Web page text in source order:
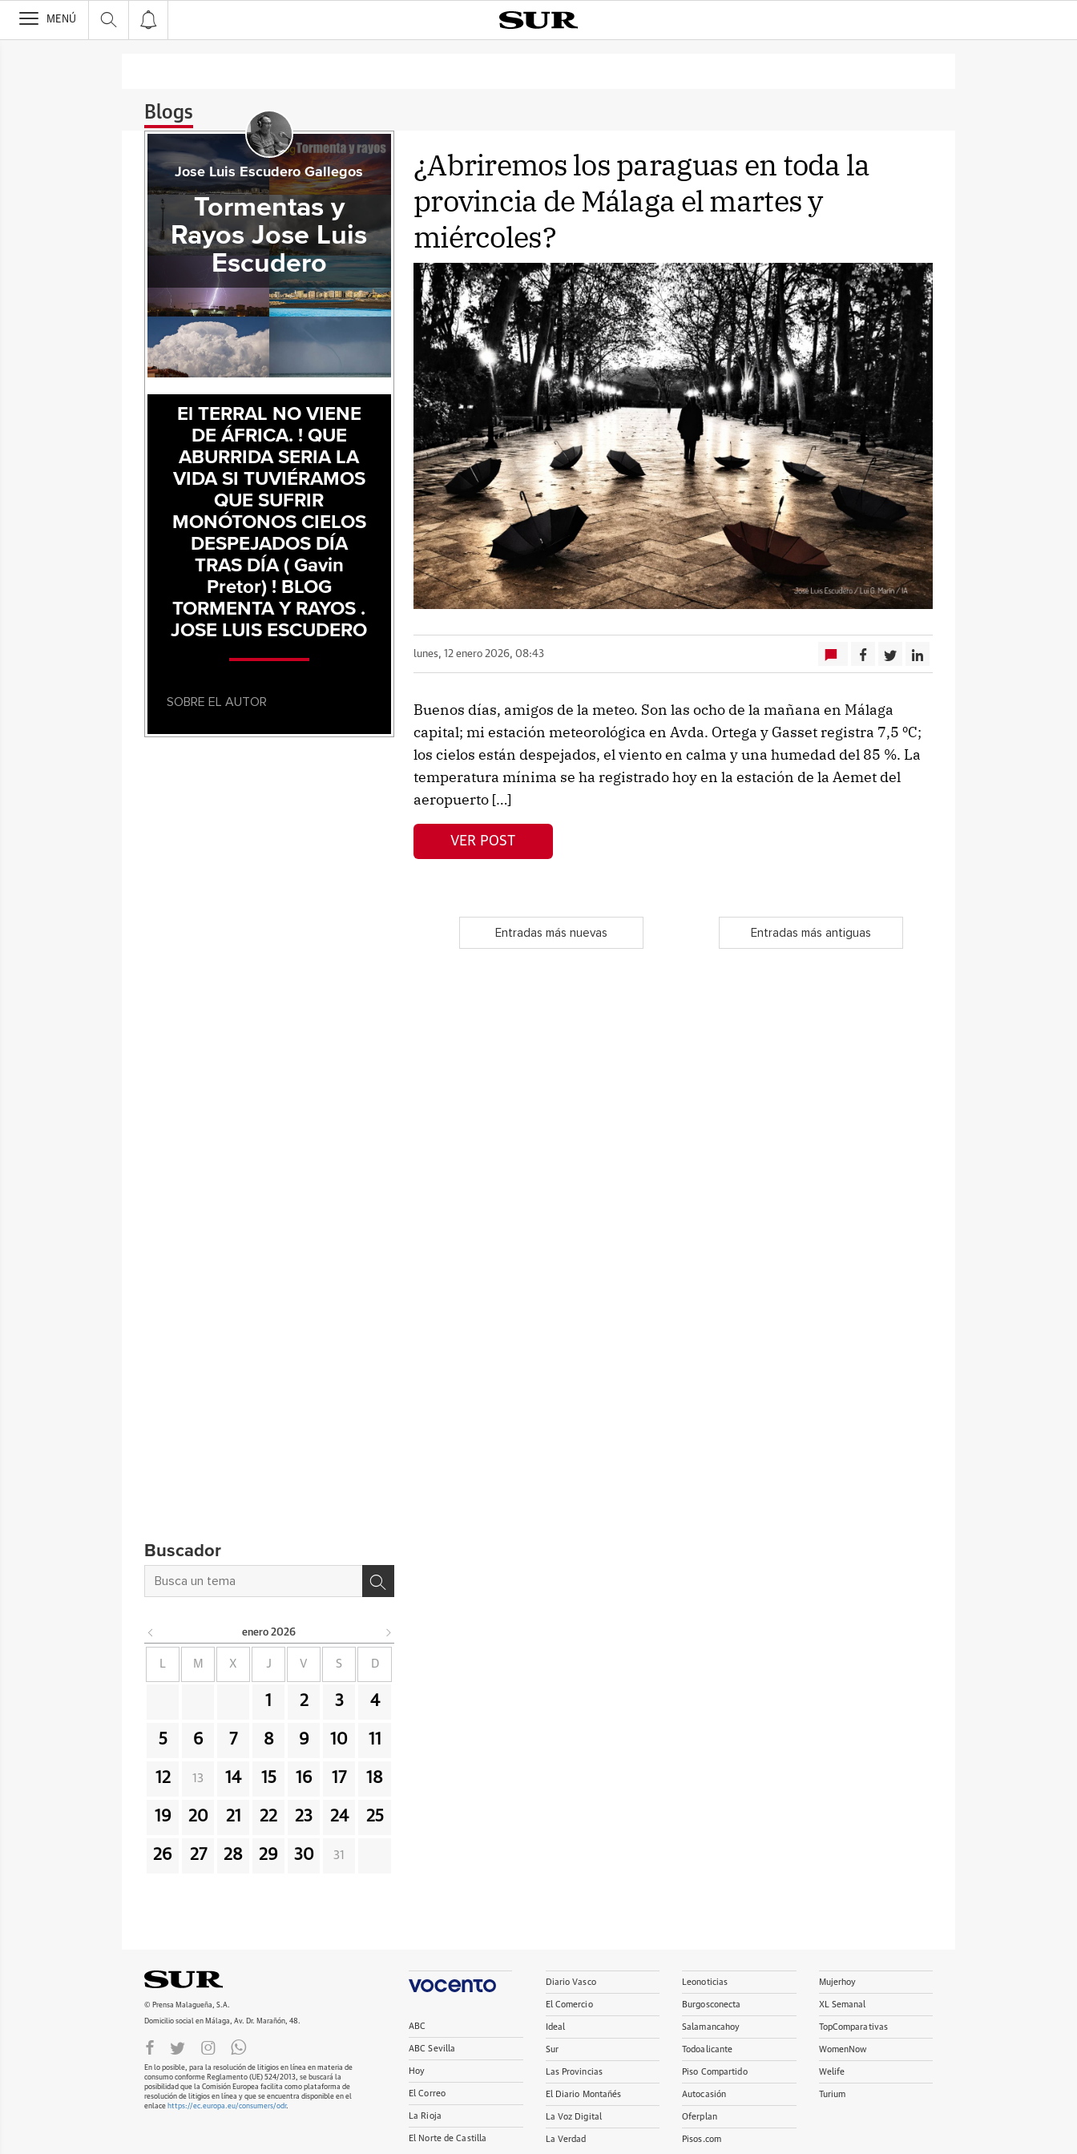
>
MENÚ
Blogs
¿Abriremos los paraguas en toda la
provincia de Málaga el martes y
miércoles?
lunes, 12 enero 2026, 08:43
Buenos días, amigos de la meteo. Son las ocho de la mañana en Málaga
capital; mi estación meteorológica en Avda. Ortega y Gasset registra 7,5 ºC;
los cielos están despejados, el viento en calma y una humedad del 85 %. La
temperatura mínima se ha registrado hoy en la estación de la Aemet del
aeropuerto […]
VER POST
Entradas más nuevas Entradas más antiguas
Jose Luis Escudero Gallegos
Tormentas y
Rayos Jose Luis
Escudero
El TERRAL NO VIENE
DE ÁFRICA. ! QUE
ABURRIDA SERIA LA
VIDA SI TUVIÉRAMOS
QUE SUFRIR
MONÓTONOS CIELOS
DESPEJADOS DÍA
TRAS DÍA ( Gavin
Pretor) ! BLOG
TORMENTA Y RAYOS .
JOSE LUIS ESCUDERO
SOBRE EL AUTOR
Buscador
enero 2026
L M X J V S D
1 2 3 4
5 6 7 8 9 10 11
12 13 14 15 16 17 18
19 20 21 22 23 24 25
26 27 28 29 30 31
© Prensa Malagueña, S.A.
Domicilio social en Málaga, Av. Dr. Marañón, 48.
En lo posible, para la resolución de litigios en línea en materia de
consumo conforme Reglamento (UE) 524/2013, se buscará la
posibilidad que la Comisión Europea facilita como plataforma de
resolución de litigios en línea y que se encuentra disponible en el
enlace https://ec.europa.eu/consumers/odr.
ABC
ABC Sevilla
Hoy
El Correo
La Rioja
El Norte de Castilla
Diario Vasco
El Comercio
Ideal
Sur
Las Provincias
El Diario Montañés
La Voz Digital
La Verdad
Leonoticias
Burgosconecta
Salamancahoy
Todoalicante
Piso Compartido
Autocasión
Oferplan
Pisos.com
Mujerhoy
XL Semanal
TopComparativas
WomenNow
Welife
Turium